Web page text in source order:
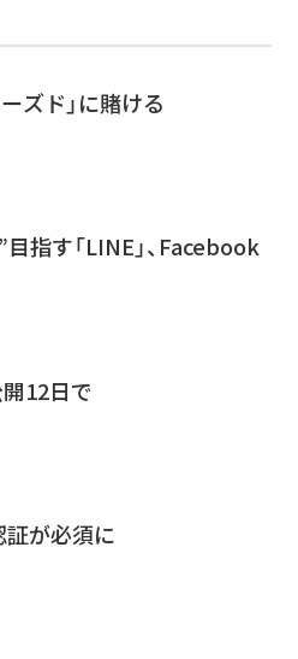
ズド」に賭ける
目指す「LINE」、Facebook
12日で
証が必須に